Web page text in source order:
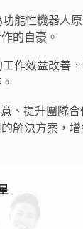
能性機器人
的自豪。
作效益改善
、提升團隊合
解決方案，